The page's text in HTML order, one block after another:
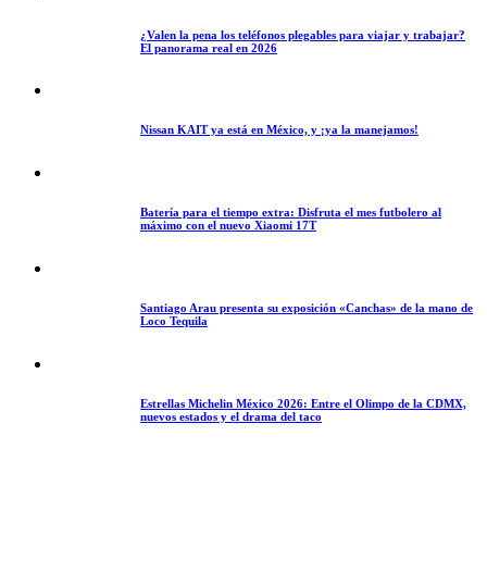
¿Valen la pena los teléfonos plegables para viajar y trabajar?
El panorama real en 2026
Nissan KAIT ya está en México, y ¡ya la manejamos!
Batería para el tiempo extra: Disfruta el mes futbolero al
máximo con el nuevo Xiaomi 17T
Santiago Arau presenta su exposición «Canchas» de la mano de
Loco Tequila
Estrellas Michelin México 2026: Entre el Olimpo de la CDMX,
nuevos estados y el drama del taco